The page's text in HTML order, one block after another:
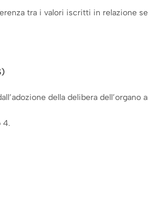
tra i valori iscritti in relazione
della delibera
4.